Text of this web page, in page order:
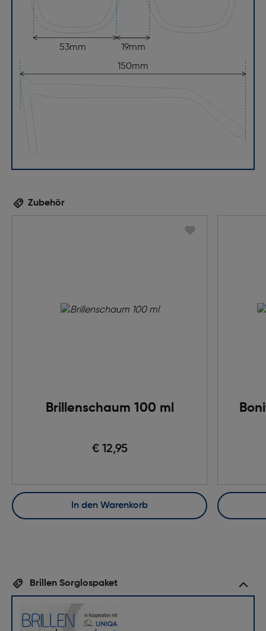
19mm
53mm
150mm
Zubehör
Brillenschaum 100 ml
€ 12,95
In den Warenkorb
Brillen Sorglospaket